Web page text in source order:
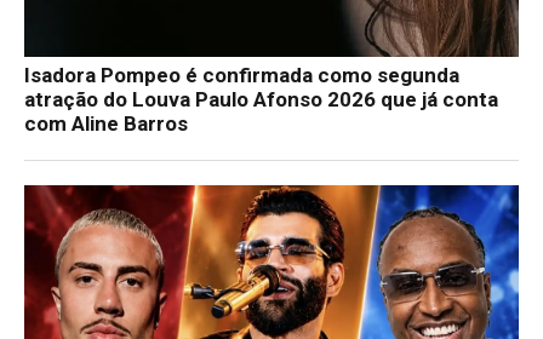
Isadora Pompeo é confirmada como segunda
atração do Louva Paulo Afonso 2026 que já conta
com Aline Barros